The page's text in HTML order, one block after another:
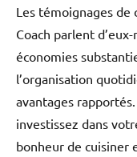
Les témoignages de
Coach parlent
économies
l’organisation
avantages
investissez dans
bonheur de cuisiner